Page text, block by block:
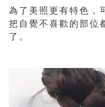
為了美照更有特色，
把自覺不喜歡的部位
了。